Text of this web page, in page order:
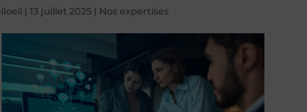
|13 juillet 2025 | Nos expertises